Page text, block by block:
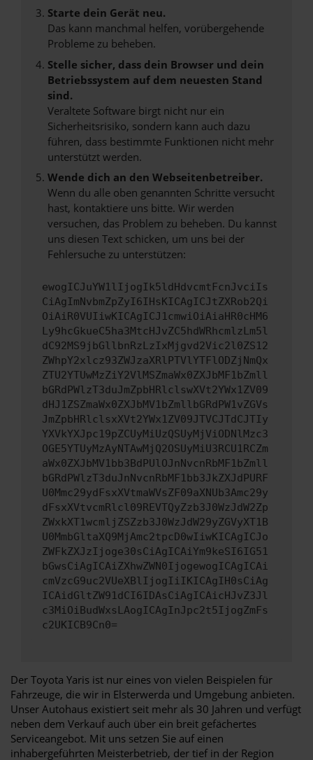
Starte dein Gerät neu.
Das kann manchmal helfen, vorübergehende
Probleme zu beheben.
Stelle sicher, dass dein Browser und dein
Betriebssystem auf dem neuesten Stand
sind.
Veraltete Software birgt nicht nur ein
Sicherheitsrisiko, sondern kann auch dazu
führen, dass bestimmte Funktionen nicht mehr
unterstützt werden.
Wende dich an den Webseitenbetreiber.
Wenn du alle oben genannten Schritte versucht
hast, kontaktiere uns bitte. Wir werden
versuchen, das Problem zu beheben. Du kannst
uns diesen Text schicken, um uns bei der
Fehlersuche zu unterstützen:
ewogICJuYW1lIjogIk5ldHdvcmtFcnJvciIs
CiAgImNvbmZpZyI6IHsKICAgICJtZXRob2Qi
OiAiR0VUIiwKICAgICJ1cmwiOiAiaHR0cHM6
Ly9hcGkueC5ha3MtcHJvZC5hdWRhcmlzLm5l
dC92MS9jbGllbnRzLzIxMjgvd2Vic2l0ZS12
ZWhpY2xlcz93ZWJzaXRlPTVlYTFlODZjNmQx
ZTU2YTUwMzZiY2VlMSZmaWx0ZXJbMF1bZmll
bGRdPWlzT3duJmZpbHRlclswXVt2YWx1ZV09
dHJ1ZSZmaWx0ZXJbMV1bZmllbGRdPW1vZGVs
JmZpbHRlclsxXVt2YWx1ZV09JTVCJTdCJTIy
YXVkYXJpc19pZCUyMiUzQSUyMjViODNlMzc3
OGE5YTUyMzAyNTAwMjQ2OSUyMiU3RCU1RCZm
aWx0ZXJbMV1bb3BdPUlOJnNvcnRbMF1bZmll
bGRdPWlzT3duJnNvcnRbMF1bb3JkZXJdPURF
U0Mmc29ydFsxXVtmaWVsZF09aXNUb3Amc29y
dFsxXVtvcmRlcl09REVTQyZzb3J0WzJdW2Zp
ZWxkXT1wcmljZSZzb3J0WzJdW29yZGVyXT1B
U0MmbGltaXQ9MjAmc2tpcD0wIiwKICAgICJo
ZWFkZXJzIjoge30sCiAgICAiYm9keSI6IG51
bGwsCiAgICAiZXhwZWN0IjogewogICAgICAi
cmVzcG9uc2VUeXBlIjogIiIKICAgIH0sCiAg
ICAidGltZW91dCI6IDAsCiAgICAicHJvZ3Jl
c3MiOiBudWxsLAogICAgInJpc2t5IjogZmFs
c2UKICB9Cn0=
Der Toyota Yaris ist nur eines von vielen Beispielen für
Fahrzeuge, die wir in Elsterwerda und Umgebung anbieten.
Unser Autohaus existiert seit mehr als 30 Jahren und verfügt
neben dem Verkauf auch über ein breit gefächertes
Serviceangebot. Mit uns setzen Sie auf einen
inhabergeführten Meisterbetrieb, der tief in der Region